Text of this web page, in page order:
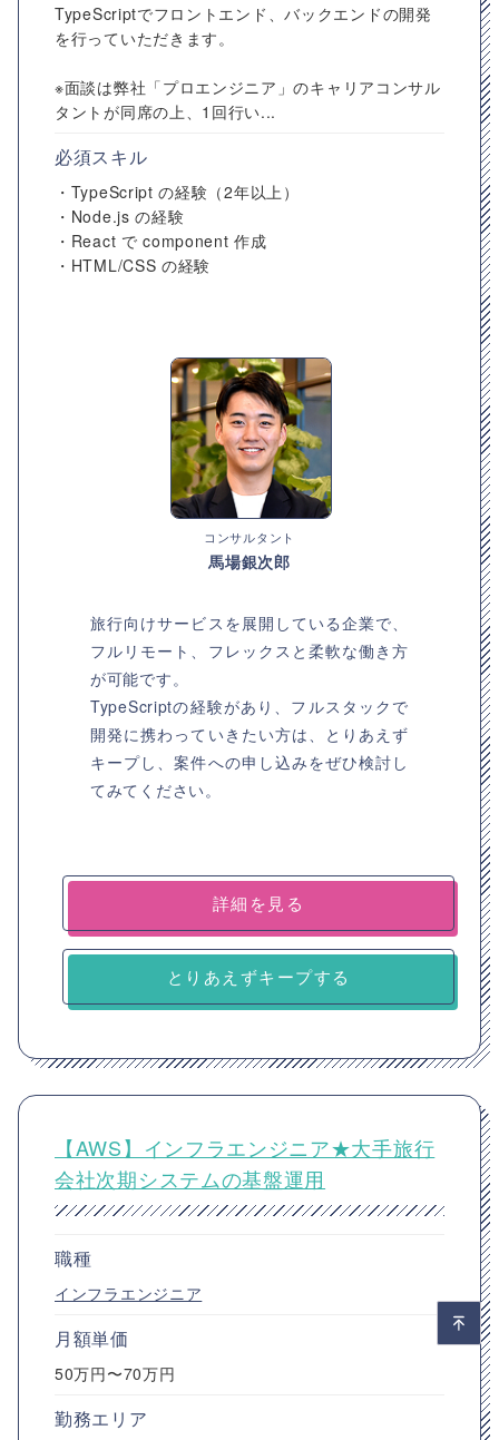
TypeScriptでフロントエンド、バックエンドの開発
を行っていただきます。
※面談は弊社「プロエンジニア」のキャリアコンサル
タントが同席の上、1回行い...
必須スキル
・TypeScript の経験（2年以上）
・Node.js の経験
・React で component 作成
・HTML/CSS の経験
コンサルタント
馬場銀次郎
旅行向けサービスを展開している企業で、
フルリモート、フレックスと柔軟な働き方
が可能です。
TypeScriptの経験があり、フルスタックで
開発に携わっていきたい方は、とりあえず
キープし、案件への申し込みをぜひ検討し
てみてください。
詳細を見る
とりあえずキープする
【AWS】インフラエンジニア★大手旅行
会社次期システムの基盤運用
職種
インフラエンジニア
月額単価
50万円〜70万円
勤務エリア